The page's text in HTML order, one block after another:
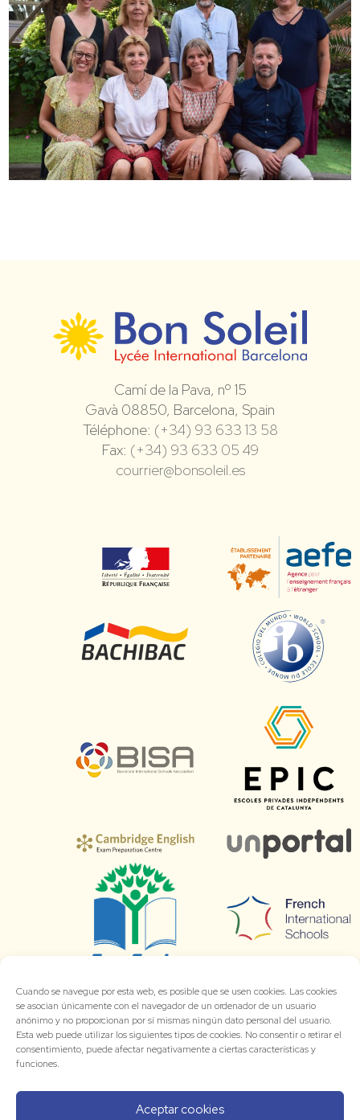
Cuando se navegue por esta web, es posible que se usen cookies. Las cookies
se asocian únicamente con el navegador de un ordenador de un usuario
anónimo y no proporcionan por sí mismas ningún dato personal del usuario.
Esta web puede utilizar los siguientes tipos de cookies. No consentir o retirar el
consentimiento, puede afectar negativamente a ciertas características y
funciones.
Aceptar cookies
Camí de la Pava, nº 15
Gavà 08850, Barcelona, Spain
Téléphone: (+34) 93 633 13 58
Fax: (+34) 93 633 05 49
courrier@bonsoleil.es